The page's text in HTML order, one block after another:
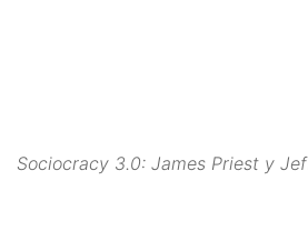
Sociocracy 3.0: James Priest y